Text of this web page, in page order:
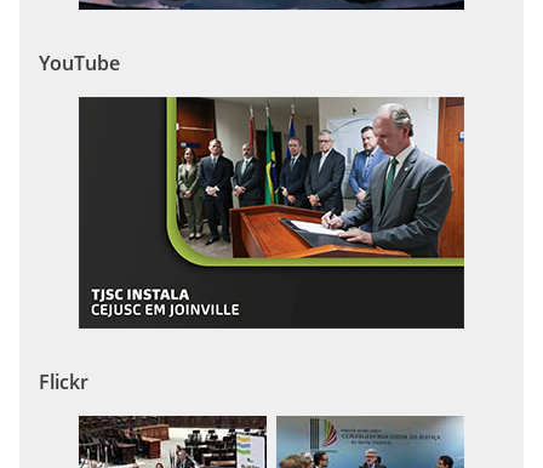
YouTube
Flickr